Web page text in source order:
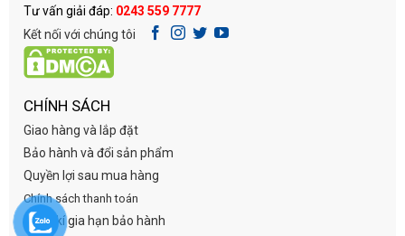
Tư vấn giải đáp: 0243 559 7777
Kết nối với chúng tôi
CHÍNH SÁCH
Giao hàng và lắp đặt
Bảo hành và đổi sản phẩm
Quyền lợi sau mua hàng
Chính sách thanh toán
Đăng kí gia hạn bảo hành